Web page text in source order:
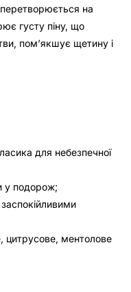
на
густу піну, що
пом’якшує щетину і
для небезпечної
у подорож;
ментолове